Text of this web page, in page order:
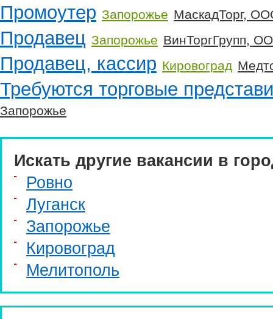
Промоутер Запорожье МаскадТорг,
Продавец Запорожье ВинТоргГрупп,
Продавец, кассир Кировоград
Требуются торговые
Запорожье
Искать другие вакансии в
Ровно
Луганск
Запорожье
Кировоград
Мелитополь